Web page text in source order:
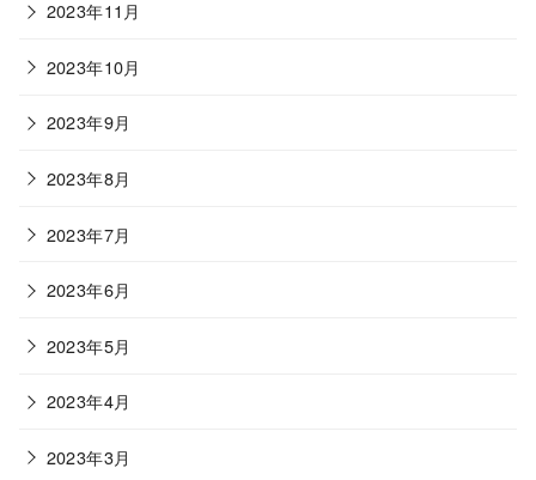
2023年11月
2023年10月
2023年9月
2023年8月
2023年7月
2023年6月
2023年5月
2023年4月
2023年3月